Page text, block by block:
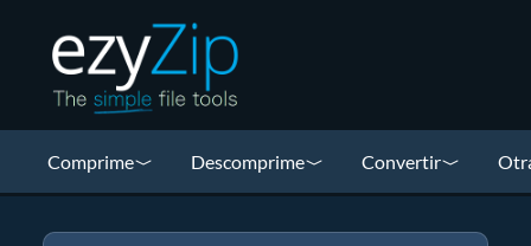
Comprime Descomprime Convertir